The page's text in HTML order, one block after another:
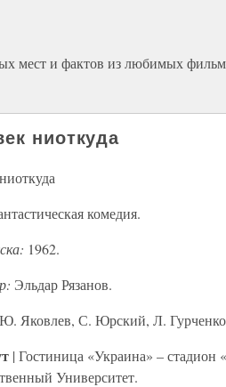
мест и фактов из любимых
ниоткуда
комедия.
1962.
Эльдар Рязанов.
Ю. Яковлев, С. Юрский, Л.
| Гостиница «Украина» –
Университет.